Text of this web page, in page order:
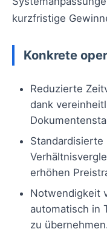
kurzfristige
Konkrete
Reduzierte
dank
Standardisierte
erhöhen
Notwendigkeit
automatisch in
zu